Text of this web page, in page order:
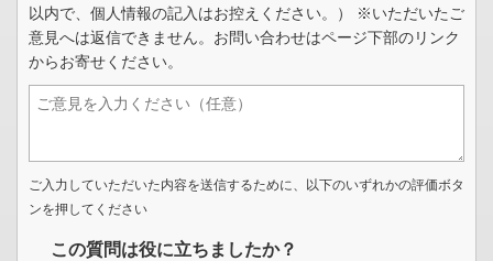
以内で、個人情報の記入はお控えください。） ※いただいたご
意見へは返信できません。お問い合わせはページ下部のリンク
からお寄せください。
ご入力していただいた内容を送信するために、以下のいずれかの評価ボタ
ンを押してください
この質問は役に立ちましたか？